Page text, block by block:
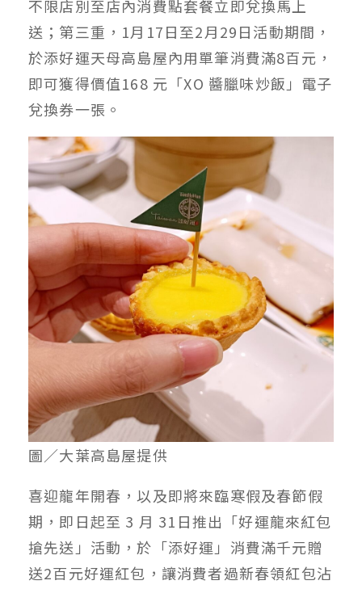
不限店別至店內消費點套餐立即兌換馬上
送；第三重，1月17日至2月29日活動期間，
於添好運天母高島屋內用單筆消費滿8百元，
即可獲得價值168 元「XO 醬臘味炒飯」電子
兌換券一張。
圖／大葉高島屋提供
喜迎龍年開春，以及即將來臨寒假及春節假
期，即日起至 3 月 31日推出「好運龍來紅包
搶先送」活動，於「添好運」消費滿千元贈
送2百元好運紅包，讓消費者過新春領紅包沾